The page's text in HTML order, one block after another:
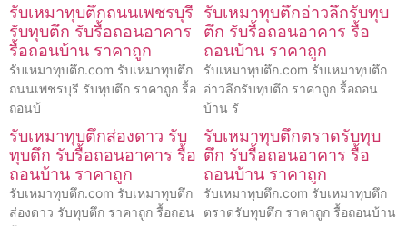
รับเหมาทุบตึกถนนเพชรบุรี
รับทุบตึก รับรื้อถอนอาคาร
รื้อถอนบ้าน ราคาถูก
รับเหมาทุบตึก.com รับเหมาทุบตึก
ถนนเพชรบุรี รับทุบตึก ราคาถูก รื้อ
ถอนบ้
รับเหมาทุบตึกอ่าวลึกรับทุบ
ตึก รับรื้อถอนอาคาร รื้อ
ถอนบ้าน ราคาถูก
รับเหมาทุบตึก.com รับเหมาทุบตึก
อ่าวลึกรับทุบตึก ราคาถูก รื้อถอน
บ้าน รั
รับเหมาทุบตึกส่องดาว รับ
ทุบตึก รับรื้อถอนอาคาร รื้อ
ถอนบ้าน ราคาถูก
รับเหมาทุบตึก.com รับเหมาทุบตึก
ส่องดาว รับทุบตึก ราคาถูก รื้อถอน
รับเหมาทุบตึกตราดรับทุบ
ตึก รับรื้อถอนอาคาร รื้อ
ถอนบ้าน ราคาถูก
รับเหมาทุบตึก.com รับเหมาทุบตึก
ตราดรับทุบตึก ราคาถูก รื้อถอนบ้าน